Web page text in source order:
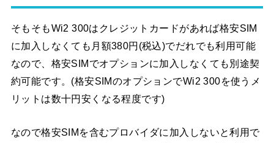
そもそもWi2 300はクレジットカードがあれば格安SIM
に加入しなくても月額380円(税込)でだれでも利用可能
なので、格安SIMでオプションに加入しなくても別途契
約可能です。(格安SIMのオプションでWi2 300を使うメ
リットは数十円安くなる程度です)
なので格安SIMを含むプロバイダに加入しないと利用で